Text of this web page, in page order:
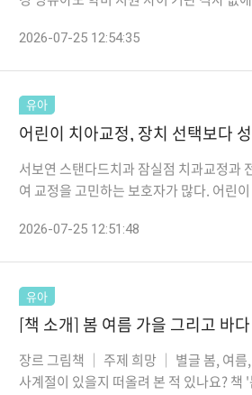
2026-07-25 12:54:35
유아
어린이 치아교정, 장치 선택보다
서보연 스탠다드치과 잠실점 치과교정과
여 교정을 고민하는 보호자가 많다. 어린
2026-07-25 12:51:48
유아
[책 소개] 봄 여름 가을 그리고 바다
장르 그림책 │ 주제 희망 │ 별글 봄, 여름
사계절이 있을지 떠올려 본 적 있나요? 책